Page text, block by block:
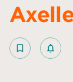
bookmark_border